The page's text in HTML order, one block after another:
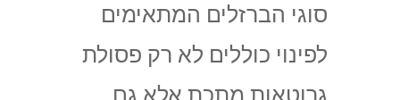
סוגי הברזלים המתאימים
לפינוי כוללים לא רק פסולת